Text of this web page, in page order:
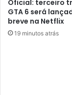
Oficial: terceiro
GTA 6 será
breve na Netflix
19 minutos atrás